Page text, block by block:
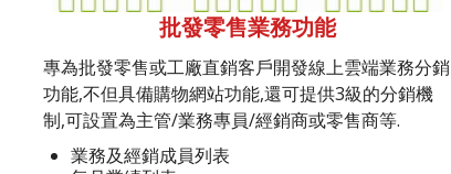
批發零售業務功能
專為批發零售或工廠直銷客戶開發線上雲端業務分銷
功能,不但具備購物網站功能,還可提供3級的分銷機
制,可設置為主管/業務專員/經銷商或零售商等.
業務及經銷成員列表